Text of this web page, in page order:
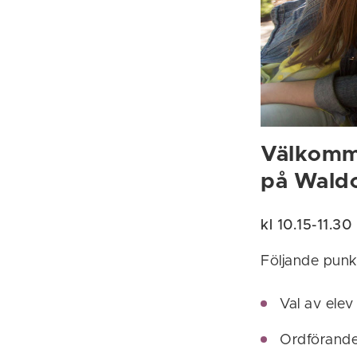
på
kl 10.15-
Följande
Val av